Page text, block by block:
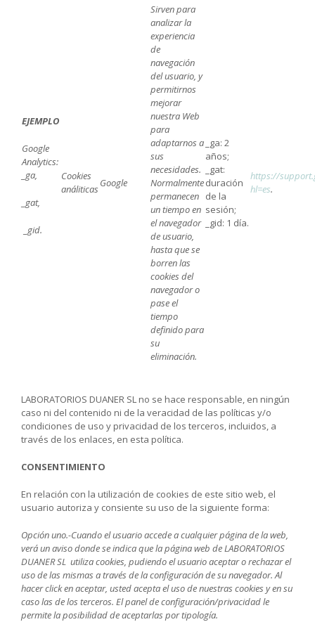
EJEMPLO
Google
Analytics:
_ga,
_gat,
_gid.
Cookies
análiticas Google
Sirven para
analizar la
experiencia
de
navegación
del usuario, y
permitirnos
mejorar
nuestra Web
para
adaptarnos a
sus
necesidades.
Normalmente
permanecen
un tiempo en
el navegador
de usuario,
hasta que se
borren las
cookies del
navegador o
pase el
tiempo
definido para
su
eliminación.
_ga: 2
años;
_gat:
duración
de la
sesión;
_gid: 1 día.
https://
hl=es.
LABORATORIOS DUANER SL no se hace responsable, en ningún
caso ni del contenido ni de la veracidad de las políticas y/o
condiciones de uso y privacidad de los terceros, incluidos, a
través de los enlaces, en esta política.
CONSENTIMIENTO
En relación con la utilización de cookies de este sitio web, el
usuario autoriza y consiente su uso de la siguiente forma:
Opción uno.-Cuando el usuario accede a cualquier página de la web,
verá un aviso donde se indica que la página web de LABORATORIOS
DUANER SL utiliza cookies, pudiendo el usuario aceptar o rechazar el
uso de las mismas a través de la configuración de su navegador.Al
hacer click en aceptar, usted acepta el uso de nuestras cookies y en su
caso las de los terceros. El panel de configuración/privacidad le
permite la posibilidad de aceptarlas por tipología.